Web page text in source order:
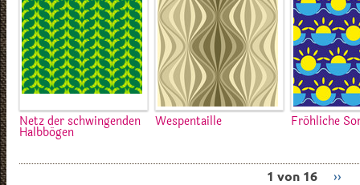
Netz der schwingenden
Halbbögen
Wespentaille Fröhliche
1 von 16 ››